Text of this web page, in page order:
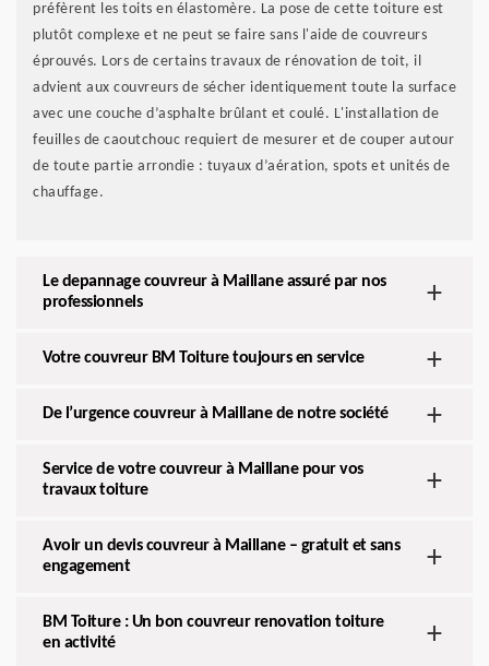
préfèrent les toits en élastomère. La pose de cette toiture est
plutôt complexe et ne peut se faire sans l'aide de couvreurs
éprouvés. Lors de certains travaux de rénovation de toit, il
advient aux couvreurs de sécher identiquement toute la surface
avec une couche d’asphalte brûlant et coulé. L'installation de
feuilles de caoutchouc requiert de mesurer et de couper autour
de toute partie arrondie : tuyaux d’aération, spots et unités de
chauffage.
Le depannage couvreur à Maillane assuré par nos
professionnels
Votre couvreur BM Toiture toujours en service
De l’urgence couvreur à Maillane de notre société
Service de votre couvreur à Maillane pour vos
travaux toiture
Avoir un devis couvreur à Maillane – gratuit et sans
engagement
BM Toiture : Un bon couvreur renovation toiture
en activité